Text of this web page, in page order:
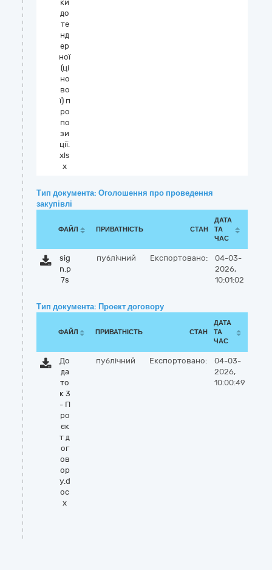
ки
до
те
нд
ер
ної
(ці
но
во
ї) п
ро
по
зи
ції.
xls
x
Тип документа: Оголошення про проведення
закупівлі
ФАЙЛ ПРИВАТНІСТЬ СТАН
ДАТА
ТА
ЧАС
sig
n.p
7s
публічний Експортовано:
04-03-
2026,
10:01:02
Тип документа: Проект договору
ФАЙЛ ПРИВАТНІСТЬ СТАН
ДАТА
ТА
ЧАС
До
да
то
к 3
- П
ро
єк
т д
ог
ов
ор
у.d
oc
x
публічний Експортовано:
04-03-
2026,
10:00:49